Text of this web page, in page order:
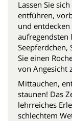
Lassen Sie
entführen,
und
aufregendsten
Seepferdchen,
Sie einen
von Angesicht
Mittauchen,
staunen! Das
lehrreiches
schlechtem